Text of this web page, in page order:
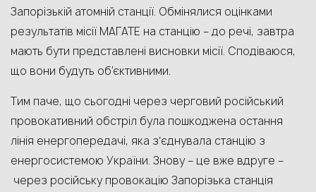
Запорізькій атомній станції. Обмінялися оцінками
результатів місії МАГАТЕ на станцію – до речі, завтра
мають бути представлені висновки місії. Сподіваюся,
що вони будуть об’єктивними.
Тим паче, що сьогодні через черговий російський
провокативний обстріл була пошкоджена остання
лінія енергопередачі, яка зʼєднувала станцію з
енергосистемою України. Знову – це вже вдруге –
через російську провокацію Запорізька станція